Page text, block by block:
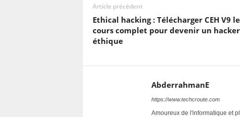
Article précédent
Ethical hacking : Télécharger CEH V9 le
cours complet pour devenir un hacker
éthique
AbderrahmanE
https://www.techcroute.com
Amoureux de l'informatique et